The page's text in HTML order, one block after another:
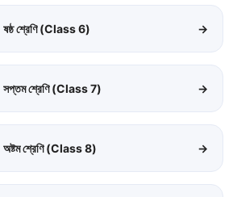
ষষ্ঠ শ্রেণি (Class 6) →
সপ্তম শ্রেণি (Class 7) →
অষ্টম শ্রেণি (Class 8) →